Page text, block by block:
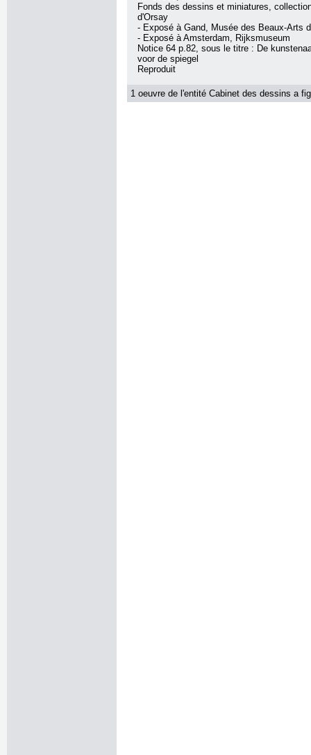
Fonds des dessins et miniatures,
d'Orsay
- Exposé à Gand, Musée des Beaux-Arts
- Exposé à Amsterdam, Rijksmuseum
Notice 64 p.82, sous le titre : De
voor de spiegel
Reproduit
1 oeuvre de l'entité Cabinet des dessins a